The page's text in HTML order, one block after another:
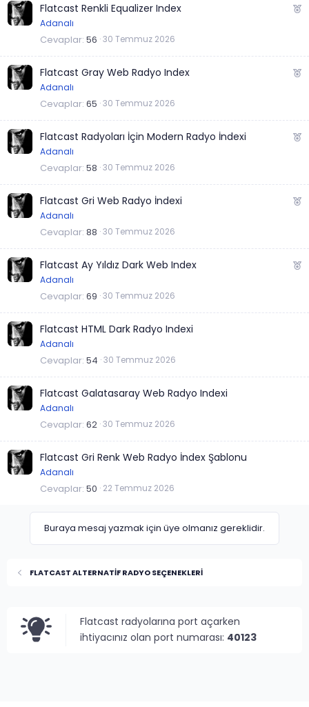
Ö
ç
ı
n
Flatcast Renkli Equalizer Index
Adanalı
Cevaplar 56 30 Temmuz 2026
Ö
ç
ı
n
Flatcast Gray Web Radyo Index
Adanalı
Cevaplar 65 30 Temmuz 2026
Ö
ç
ı
n
Flatcast Radyoları İçin Modern Radyo İndexi
Adanalı
Cevaplar 58 30 Temmuz 2026
Ö
ç
ı
n
Flatcast Gri Web Radyo İndexi
Adanalı
Cevaplar 88 30 Temmuz 2026
Ö
ç
n
Flatcast Ay Yıldız Dark Web Index
Adanalı
Cevaplar 69 30 Temmuz 2026
Flatcast HTML Dark Radyo Indexi
Adanalı
Cevaplar 54 30 Temmuz 2026
Flatcast Galatasaray Web Radyo Indexi
Adanalı
Cevaplar 62 30 Temmuz 2026
Flatcast Gri Renk Web Radyo İndex Şablonu
Adanalı
Cevaplar 50 22 Temmuz 2026
Buraya mesaj yazmak için üye olmanız gereklidir.
FLATCAST ALTERNATİF RADYO SEÇENEKLERİ
Flatcast radyolarına port açarken
ihtiyacınız olan port numarası: 40123